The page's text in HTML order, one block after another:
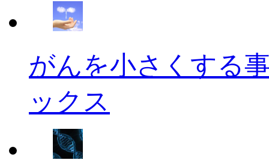
がんを小さくする
ックス